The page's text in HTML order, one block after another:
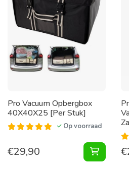
Pro Vacuum Opbergbox
40X40X25 [Per Stuk]
Op voorraad
€29,90 €